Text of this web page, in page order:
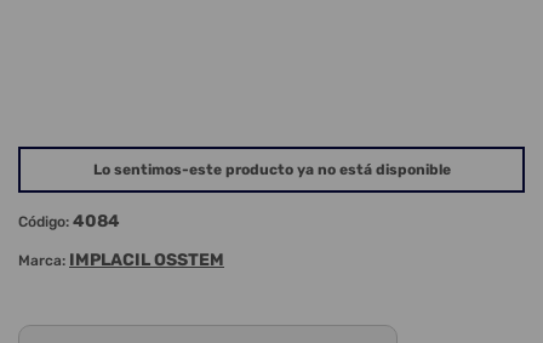
Lo sentimos-este producto ya no está disponible
Código: 4084
Marca: IMPLACIL OSSTEM